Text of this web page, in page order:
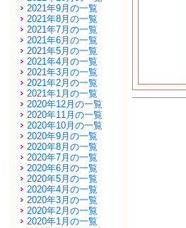
2021年9月の一覧
2021年8月の一覧
2021年7月の一覧
2021年6月の一覧
2021年5月の一覧
2021年4月の一覧
2021年3月の一覧
2021年2月の一覧
2021年1月の一覧
2020年12月の一覧
2020年11月の一覧
2020年10月の一覧
2020年9月の一覧
2020年8月の一覧
2020年7月の一覧
2020年6月の一覧
2020年5月の一覧
2020年4月の一覧
2020年3月の一覧
2020年2月の一覧
2020年1月の一覧